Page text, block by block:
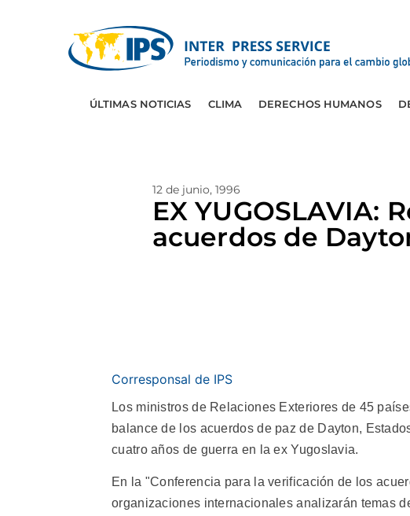
ÚLTIMAS NOTICIAS CLIMA DERECHOS HUMANOS
12 de junio, 1996
EX YUGOSLAVIA:
acuerdos de
Corresponsal de IPS
Los ministros de Relaciones Exteriores de 45
balance de los acuerdos de paz de Dayton,
cuatro años de guerra en la ex Yugoslavia.
En la "Conferencia para la verificación de los
organizaciones internacionales analizarán temas